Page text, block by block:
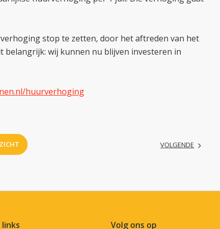
stop te zetten, door het aftreden van het
wij kunnen nu blijven investeren in
huurverhoging
VOLGENDE
Volg ons op